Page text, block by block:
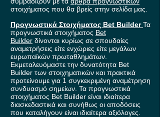
στοιχήματος που θα βρείς στην σελίδα μας.
Προγνωστικά Στοιχήματος Bet BuilderΤα
προγνωστικά στοιχήματος Bet
Builder δίνονται κυρίως σε σπουδαίες
αναμετρήσεις είτε ενχώριες είτε μεγάλων
ευρωπαϊκών πρωταθλημάτων.
Εκμεταλευόμαστε την δυνατότητα Bet
Builder των στοιχηματικών και πρακτικά
προτείνουμε για 1 συγκεκριμένη αναμέτρηση
συνδυασμό σημείων. Τα προγνωστικά
στοιχήματος Bet Builder είναι ιδιαίτερα
διασκεδαστικά και συνήθως οι αποδόσεις
που καταλήγουν είναι ιδιαίτερα αξιόλογες.